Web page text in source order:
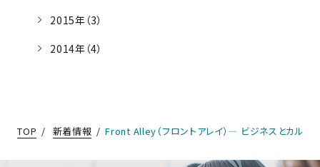
2015年（3）
2014年（4）
TOP 新着情報 Front Alley（フロントアレイ）― ビジネスとカル